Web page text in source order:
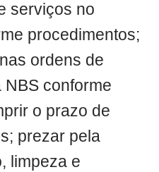
serviços no
procedimentos;
ordens de
conforme
o prazo de
prezar pela
limpeza e